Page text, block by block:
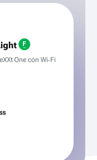
One con Wi‑Fi